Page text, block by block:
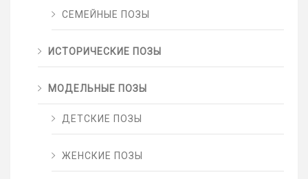
СЕМЕЙНЫЕ ПОЗЫ
ИСТОРИЧЕСКИЕ ПОЗЫ
МОДЕЛЬНЫЕ ПОЗЫ
ДЕТСКИЕ ПОЗЫ
ЖЕНСКИЕ ПОЗЫ